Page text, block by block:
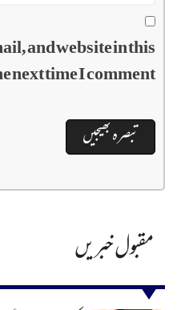
and website in this
next time I comment.
مقبول خبریں